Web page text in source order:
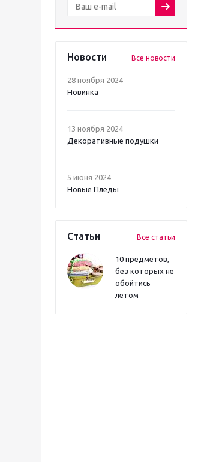
Новости Все новости
28 ноября 2024
Новинка
13 ноября 2024
Декоративные подушки
5 июня 2024
Новые Пледы
Статьи Все статьи
10 предметов,
без которых не
обойтись
летом